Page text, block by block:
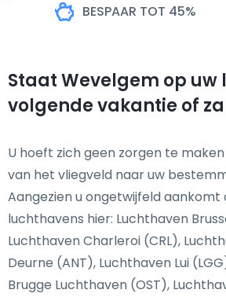
BESPAAR TOT 45%
Staat Wevelgem op uw
volgende vakantie of
U hoeft zich geen zorgen te
van het vliegveld naar uw
Aangezien u ongetwijfeld aankomt
luchthavens hier: Luchthaven
Luchthaven Charleroi (CRL),
Deurne (ANT), Luchthaven Lui
Brugge Luchthaven (OST),